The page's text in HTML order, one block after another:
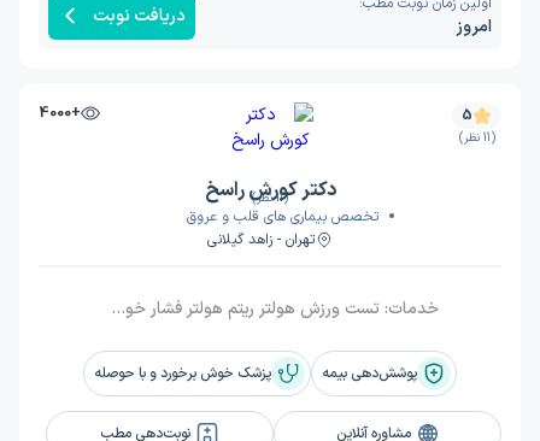
امروز دریافت نوبت
(11 نظر)
+4000 5
(11 نظر)
دکتر کورش راسخ
تخصص بیماری های قلب و عروق
تهران - زاهد گیلانی
خدمات: تست ورزش هولتر ریتم هولتر فشار خون نوار قلب مشاوره قبل از عمل جراحی
پوشش‌دهی بیمه پزشک خوش برخورد و با حوصله
مشاوره آنلاین نوبت‌دهی مطب